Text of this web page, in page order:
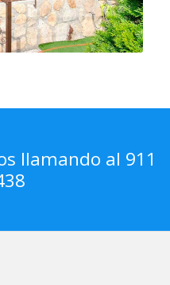
llamando al 911